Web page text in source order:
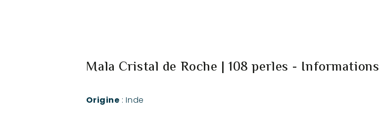
Mala Cristal de Roche | 108 perles - Informations
Origine : Inde